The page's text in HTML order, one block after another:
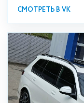
СМОТРЕТЬ В VK